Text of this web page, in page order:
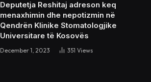
Deputetja Reshitaj adreson keq
menaxhimin dhe nepotizmin në
Qendrën Klinike Stomatologjike
Universitare të Kosovës
December 1, 2023 351 Views